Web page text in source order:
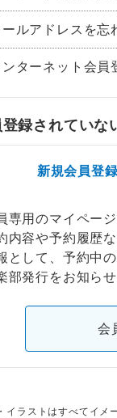
ールアドレスを忘
ンターネット会員
録されていな
新規会員登
専用のマイペー
内容や予約履歴
として、予約中
部発行をお知らせ
会
イラストはすべてイメ